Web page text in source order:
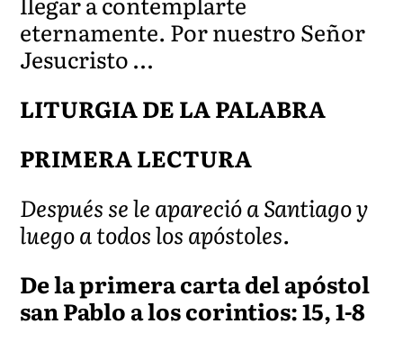
eternamente. Por nuestro Señor
Jesucristo …
LITURGIA DE LA PALABRA
PRIMERA LECTURA
Después se le apareció a Santiago y
luego a todos los apóstoles.
De la primera carta del apóstol
san Pablo a los corintios: 15, 1-8